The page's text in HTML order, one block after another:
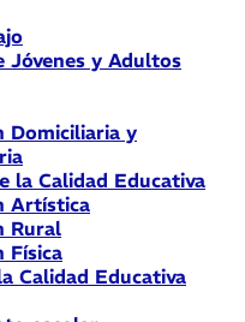
Jóvenes y Adultos
Domiciliaria y
la Calidad Educativa
Artística
Rural
Física
Calidad Educativa